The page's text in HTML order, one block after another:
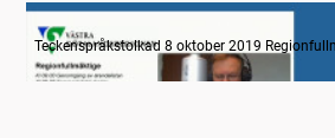
Information
Teckenspråkstolkad 8 oktober 2019